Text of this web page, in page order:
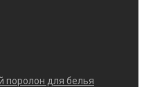
поролон для белья